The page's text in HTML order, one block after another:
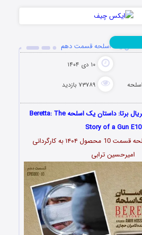
داستان یک اسلحه قسمت دهم
۱۰ دی ۱۴۰۴
۷۳۷۸۹ بازدید
دانلود قسمت دهم سریال برتا: داستان یک اسلحه ‌Beretta: The
Story of a Gun E10
برتا: داستان یک اسلحه قسمت 10 محصول ۱۴۰۴ به کارگردانی
امیرحسین ترابی